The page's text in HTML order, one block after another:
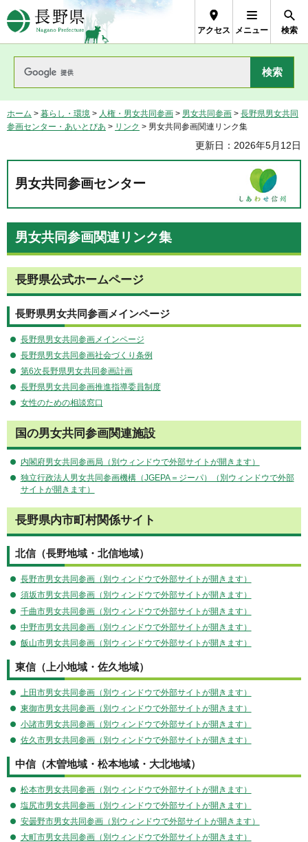
長野県Nagano Prefecture
アクセス メニュー 検索
ホーム > 暮らし・環境 > 人権・男女共同参画 > 男女共同参画 > 長野県男女共同
参画センター・あいとぴあ > リンク > 男女共同参画関連リンク集
更新日：2026年5月12日
男女共同参画センター
男女共同参画関連リンク集
長野県公式ホームページ
長野県男女共同参画メインページ
長野県男女共同参画メインページ
長野県男女共同参画社会づくり条例
第6次長野県男女共同参画計画
長野県男女共同参画推進指導委員制度
女性のための相談窓口
国の男女共同参画関連施設
内閣府男女共同参画局（別ウィンドウで外部サイトが開きます）
独立行政法人男女共同参画機構（JGEPA＝ジーパ）（別ウィンドウで外部
サイトが開きます）
長野県内市町村関係サイト
北信（長野地域・北信地域）
長野市男女共同参画（別ウィンドウで外部サイトが開きます）
須坂市男女共同参画（別ウィンドウで外部サイトが開きます）
千曲市男女共同参画（別ウィンドウで外部サイトが開きます）
中野市男女共同参画（別ウィンドウで外部サイトが開きます）
飯山市男女共同参画（別ウィンドウで外部サイトが開きます）
東信（上小地域・佐久地域）
上田市男女共同参画（別ウィンドウで外部サイトが開きます）
東御市男女共同参画（別ウィンドウで外部サイトが開きます）
小諸市男女共同参画（別ウィンドウで外部サイトが開きます）
佐久市男女共同参画（別ウィンドウで外部サイトが開きます）
中信（木曽地域・松本地域・大北地域）
松本市男女共同参画（別ウィンドウで外部サイトが開きます）
塩尻市男女共同参画（別ウィンドウで外部サイトが開きます）
安曇野市男女共同参画（別ウィンドウで外部サイトが開きます）
大町市男女共同参画（別ウィンドウで外部サイトが開きます）